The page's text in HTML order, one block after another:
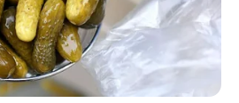
istəyən şəxslər artıq məcburi